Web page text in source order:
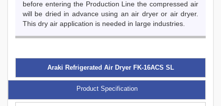
before entering the Production Line the compressed air
will be dried in advance using an air dryer or air dryer.
This dry air application is needed in large industries.
Araki Refrigerated Air Dryer FK-16ACS SL
Product Specification